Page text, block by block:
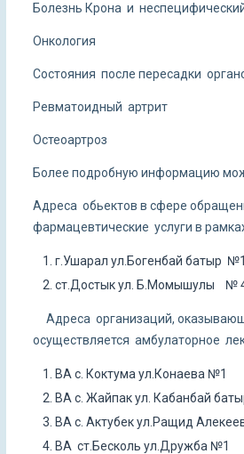
Болезнь Крона и
Онкология
Состояния после пересадки
Ревматоидный артрит
Остеоартроз
Более подробную информацию
Адреса обьектов в сфере
фармацевтические услуги в
г.Ушарал ул.Богенбай батыр
ст.Достык ул. Б.Момышулы №
Адреса организаций,
осуществляется амбулаторное
ВА с. Коктума ул.Конаева №1
ВА с. Жайпак ул. Кабанбай
ВА с. Актубек ул.Ращид
ВА ст.Бесколь ул.Дружба №1